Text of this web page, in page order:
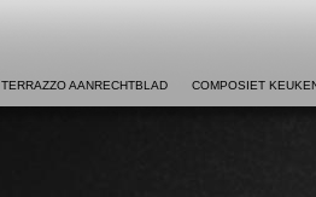
TERRAZZO AANRECHTBLAD COMPOSIET